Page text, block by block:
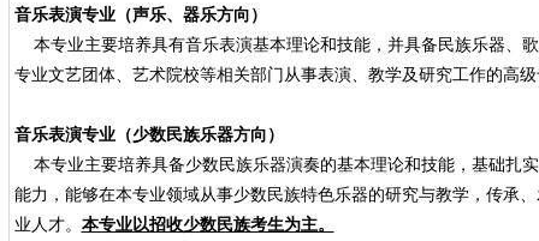
音乐表演专业（声乐、器乐方向）
本专业主要培养具有音乐表演基本理论和技能，并具备民族乐器、
专业文艺团体、艺术院校等相关部门从事表演、教学及研究工作的高
音乐表演专业（少数民族乐器方向）
本专业主要培养具备少数民族乐器演奏的基本理论和技能，基础扎
能力，能够在本专业领域从事少数民族特色乐器的研究与教学，传承
业人才。 本专业以招收少数民族考生为主。